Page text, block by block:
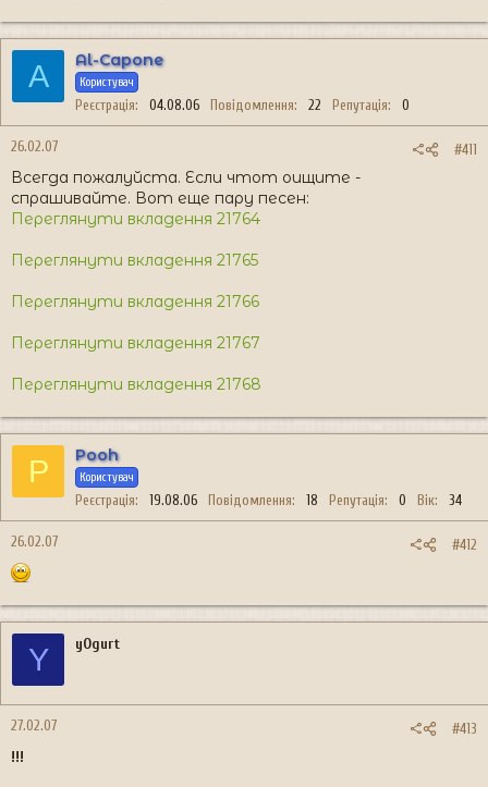
A Al-Capone
Користувач
Реєстрація 04.08.06 Повідомлення 22 Репутація 0
26.02.07 #411
Всегда пожалуйста. Если чтот оищите -
спрашивайте. Вот еще пару песен:
Переглянути вкладення 21764
Переглянути вкладення 21765
Переглянути вкладення 21766
Переглянути вкладення 21767
Переглянути вкладення 21768
P Pooh
Користувач
Реєстрація 19.08.06 Повідомлення 18 Репутація 0 Вік 34
26.02.07 #412
Y yOgurt
27.02.07 #413
!!!